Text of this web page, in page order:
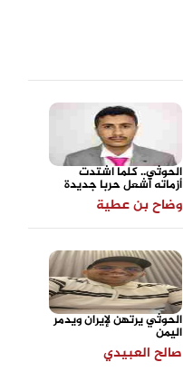
الحوثي.. كلما اشتدت
أزماته أشعل حربا جديدة
وضاح بن عطية
الحوثي يرتهن لإيران ويدمر
اليمن
صالح العبيدي